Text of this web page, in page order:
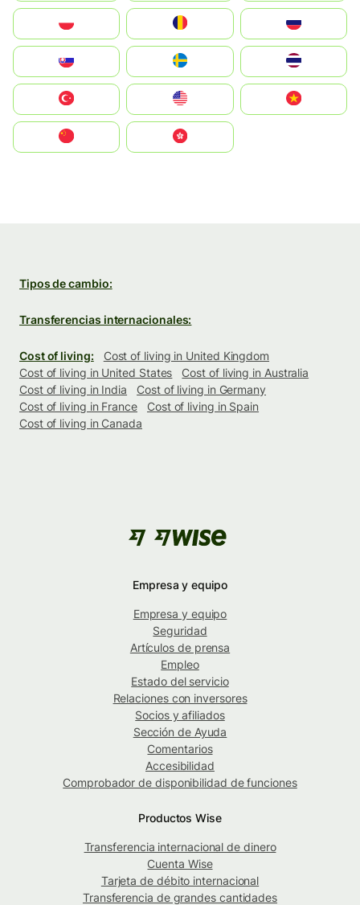
United States
中國香港特別行政區
Tipos de cambio:
Transferencias internacionales:
Cost of living:
Cost of living in United Kingdom
Cost of living in United States
Cost of living in Australia
Cost of living in India
Cost of living in Germany
Cost of living in France
Cost of living in Spain
Cost of living in Canada
Empresa y equipo
Empresa y equipo
Seguridad
Artículos de prensa
Empleo
Estado del servicio
Relaciones con inversores
Socios y afiliados
Sección de Ayuda
Comentarios
Accesibilidad
Comprobador de disponibilidad de funciones
Productos Wise
Transferencia internacional de dinero
Cuenta Wise
Tarjeta de débito internacional
Transferencia de grandes cantidades